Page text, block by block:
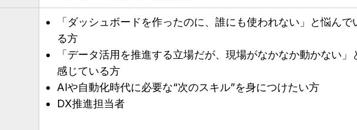
「ダッシュボードを作ったのに、誰にも使われない」と悩んで
る方
「データ活用を推進する立場だが、現場がなかなか動かない」
感じている方
AIや自動化時代に必要な“次のスキル”を身につけたい方
DX推進担当者